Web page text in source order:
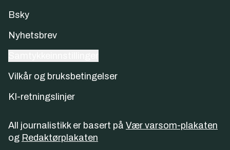
Bsky
Nyhetsbrev
Vilkår og bruksbetingelser
KI-retningslinjer
All journalistikk er basert på Vær varsom-plakaten
og Redaktørplakaten